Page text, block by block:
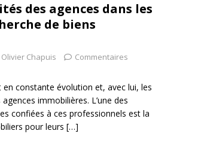
des agences dans les
de biens
Olivier Chapuis
Commentaires
constante évolution et, avec lui, les
immobilières. L’une des
confiées à ces professionnels est la
pour leurs […]